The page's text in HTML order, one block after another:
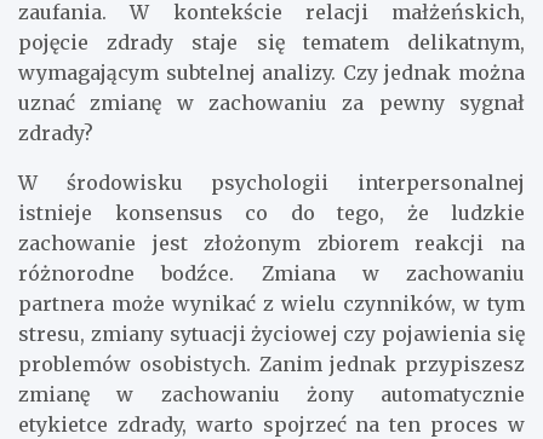
zaufania. W kontekście relacji małżeńskich,
pojęcie zdrady staje się tematem delikatnym,
wymagającym subtelnej analizy. Czy jednak można
uznać zmianę w zachowaniu za pewny sygnał
zdrady?
W środowisku psychologii interpersonalnej
istnieje konsensus co do tego, że ludzkie
zachowanie jest złożonym zbiorem reakcji na
różnorodne bodźce. Zmiana w zachowaniu
partnera może wynikać z wielu czynników, w tym
stresu, zmiany sytuacji życiowej czy pojawienia się
problemów osobistych. Zanim jednak przypiszesz
zmianę w zachowaniu żony automatycznie
etykietce zdrady, warto spojrzeć na ten proces w